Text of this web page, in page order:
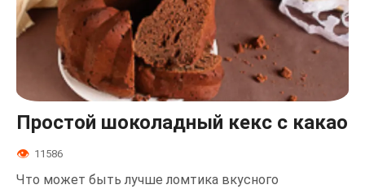
Простой шоколадный кекс с какао
11586
Что может быть лучше ломтика вкусного